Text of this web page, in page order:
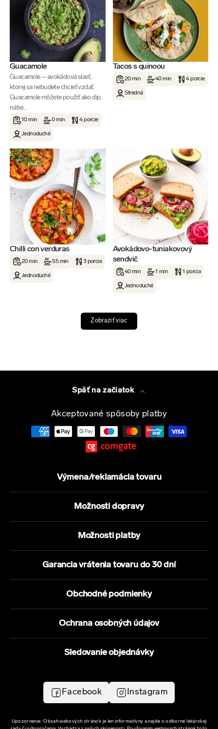
Guacamole
Guacamole – avokádová slasť,
ktorej sa nebudete chcieť vzdať.
Guacamole môžete použiť ako dip,
nátie...
10 min 0 min 4 porcie
Jednoduché
Tacos s quinoou
20 min 40 min 4 porcie
Stredná
Chilli con verduras
20 min 55 min 3 porcie
Jednoduché
Avokádovo-tuniakovový
sendvič
40 min 1 min 1 porcia
Jednoduché
Zobraziť viac
Späť na začiatok
Akceptované spôsoby platby
Výmena/reklamácia tovaru
Možnosti dopravy
Možnosti platby
Garancia vrátenia tovaru do 30 dní
Obchodné podmienky
Ochrana osobných údajov
Sledovanie objednávky
Facebook Instagram
Upozornenie: Obsah webových stránok je len informatívny a nejde o odborné lekárskej